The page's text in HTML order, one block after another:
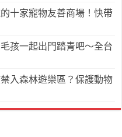
十家寵物友善商場！快帶
孩一起出門踏青吧～全台
入森林遊樂區？保護動物